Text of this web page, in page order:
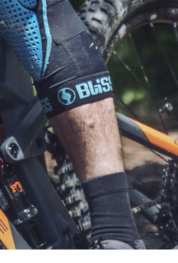
Jitsie
Lapierre
Liv
Merida
Mondraker
Pinarello
Skeppshult
Merida
Mondraker
Pinarello
Skeppshult